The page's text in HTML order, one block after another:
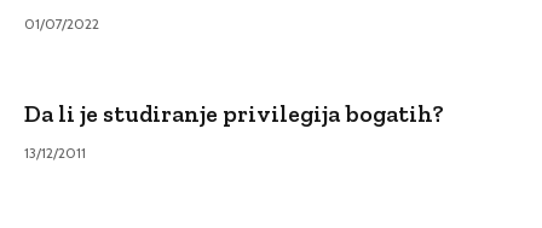
01/07/2022
Da li je studiranje privilegija bogatih?
13/12/2011